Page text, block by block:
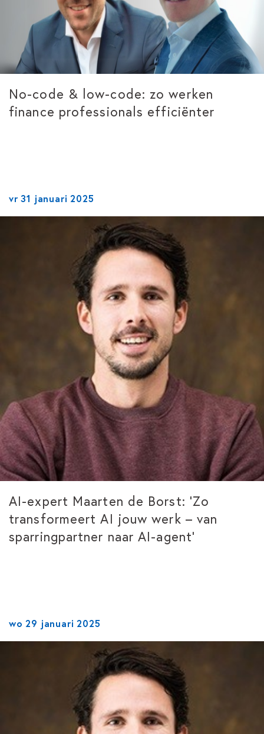
No-code & low-code: zo werken
finance professionals efficiënter
vr 31 januari 2025
AI-expert Maarten de Borst: ‘Zo
transformeert AI jouw werk – van
sparringpartner naar AI-agent’
wo 29 januari 2025